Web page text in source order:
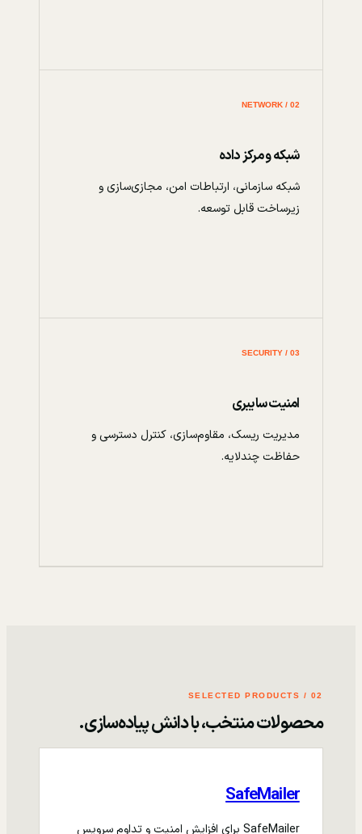
02 / NETWORK
شبکه و مرکز داده
شبکه سازمانی، ارتباطات امن، مجازی‌سازی و
زیرساخت قابل توسعه.
03 / SECURITY
امنیت سایبری
مدیریت ریسک، مقاوم‌سازی، کنترل دسترسی و
حفاظت چندلایه.
02 / SELECTED PRODUCTS
محصولات منتخب، با دانش پیاده‌سازی.
SafeMailer
SafeMailer برای افزایش امنیت و تداوم سرویس